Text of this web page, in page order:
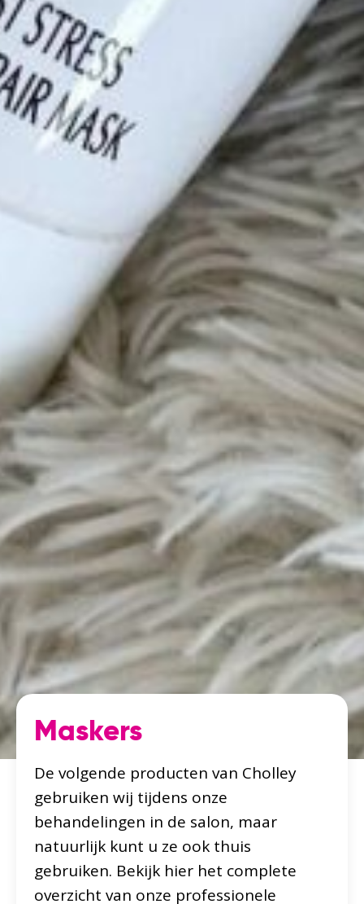
Maskers
De volgende producten van Cholley
gebruiken wij tijdens onze
behandelingen in de salon, maar
natuurlijk kunt u ze ook thuis
gebruiken. Bekijk hier het complete
overzicht van onze professionele